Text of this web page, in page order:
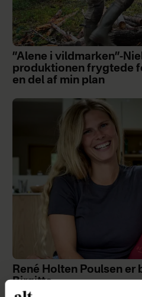
”Alene i vildmarken”-
produktionen frygtede
en del af min plan
René Holten Poulsen er
Birgitte